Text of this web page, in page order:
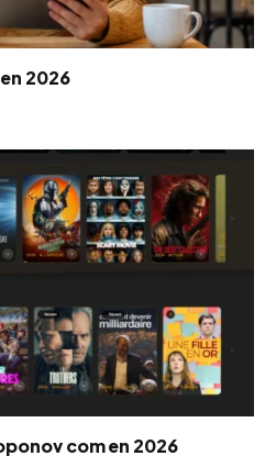
2026
com en 2026